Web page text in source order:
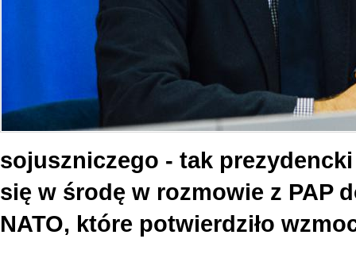
sojuszniczego - tak
się w środę w rozmowie z PAP
NATO, które potwierdziło